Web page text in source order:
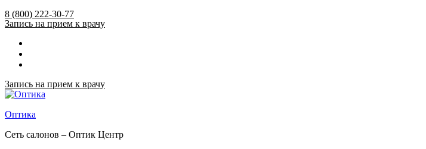
Menu
8 (800) 222-30-77
Запись на прием к врачу
Запись на прием к врачу
Оптика
Сеть салонов – Оптик Центр